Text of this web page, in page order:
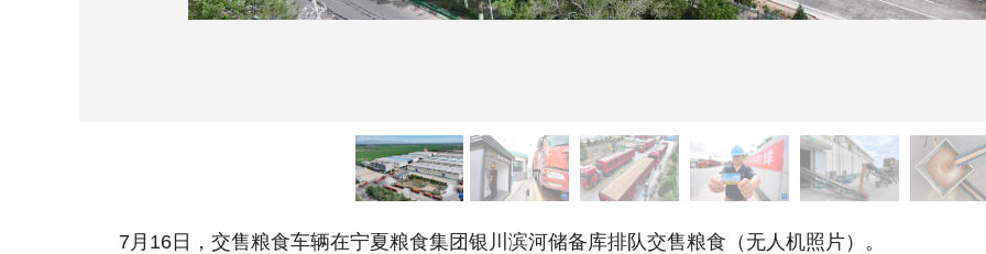
7月16日，交售粮食车辆在宁夏粮食集团银川滨河储备库排队交售粮食（无人机照片）。